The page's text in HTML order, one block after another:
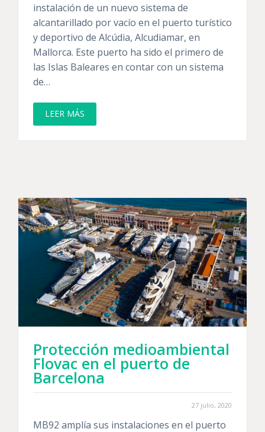
instalación de un nuevo sistema de
alcantarillado por vacío en el puerto turístico
y deportivo de Alcúdia, Alcudiamar, en
Mallorca. Este puerto ha sido el primero de
las Islas Baleares en contar con un sistema
de…
LEER MÁS
Protección medioambiental
Flovac en el puerto de
Barcelona
27 julio, 2020
MB92 amplía sus instalaciones en el puerto